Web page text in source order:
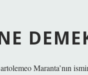
Maranta’nın